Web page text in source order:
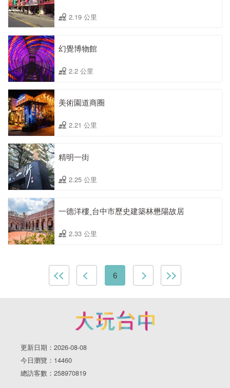
2.19 公里
幻覺博物館
2.2 公里
美術園道商圈
2.21 公里
精明一街
2.25 公里
一德洋樓ˍ台中市歷史建築林懋陽故居
2.33 公里
6
更新日期：2026-08-08
今日瀏覽：14460
總訪客數：258970819